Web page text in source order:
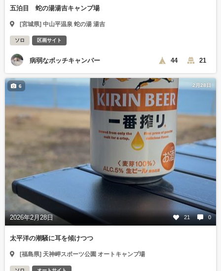
五泊目 蛇の湯湯吉キャンプ場
[宮城県] 中山平温泉 蛇の湯 湯吉
ソロ 区画サイト
病弱なボッチキャンパー 44 21
2月28日
2026年2月28日 21 0
6
太平洋の潮騒に耳を傾けつつ
[福島県] 天神岬スポーツ公園 オートキャンプ場